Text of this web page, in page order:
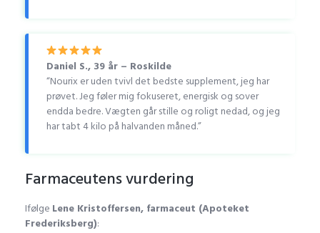
Daniel S., 39 år – Roskilde
“Nourix er uden tvivl det bedste supplement, jeg har
prøvet. Jeg føler mig fokuseret, energisk og sover
endda bedre. Vægten går stille og roligt nedad, og jeg
har tabt 4 kilo på halvanden måned.”
Farmaceutens vurdering
Ifølge Lene Kristoffersen, farmaceut (Apoteket
Frederiksberg):